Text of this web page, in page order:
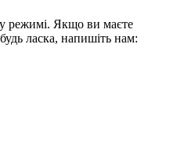
режимі. Якщо ви маєте
ласка, напишіть нам: